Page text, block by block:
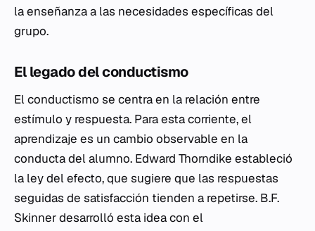
la enseñanza a las necesidades específicas del
grupo.
El legado del conductismo
El conductismo se centra en la relación entre
estímulo y respuesta. Para esta corriente, el
aprendizaje es un cambio observable en la
conducta del alumno. Edward Thorndike estableció
la ley del efecto, que sugiere que las respuestas
seguidas de satisfacción tienden a repetirse. B.F.
Skinner desarrolló esta idea con el